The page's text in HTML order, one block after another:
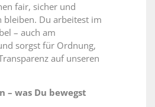
fair, sicher und
bleiben. Du arbeitest im
– auch am
sorgst für Ordnung,
auf unseren
– was Du bewegst